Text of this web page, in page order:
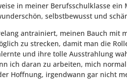
in meiner Berufsschulklasse ein
selbstbewusst und
antrainiert, meinen Bauch mit
zu strecken, damit man die
und ihre tolle Ausstrahlung
ich daran zu arbeiten, mich
Hoffnung, irgendwann gar nicht